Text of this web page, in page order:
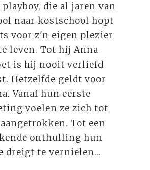
die al jaren van
naar kostschool hopt
voor z'n eigen plezier
leven. Tot hij Anna
is hij nooit verliefd
Hetzelfde geldt voor
Vanaf hun eerste
voelen ze zich tot
Tot een
onthulling hun
dreigt te vernielen...